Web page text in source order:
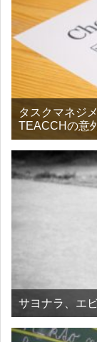
タスクマネジ
TEACCHの意
サヨナラ、エ